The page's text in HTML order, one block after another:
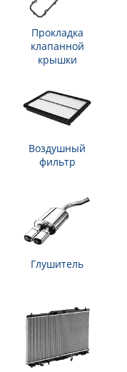
Прокладка
клапанной
крышки
Воздушный
фильтр
Глушитель